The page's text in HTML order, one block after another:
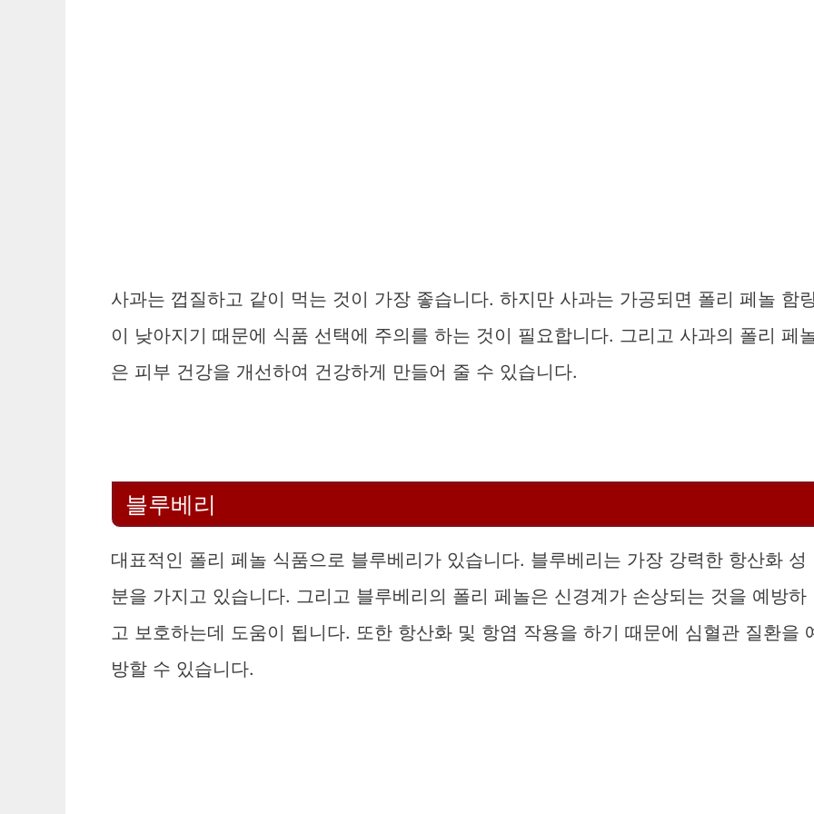
사과는 껍질하고 같이 먹는 것이 가장 좋습니다. 하지만 사과는 가공되면 폴리 페놀 함
이 낮아지기 때문에 식품 선택에 주의를 하는 것이 필요합니다. 그리고 사과의 폴리 페
은 피부 건강을 개선하여 건강하게 만들어 줄 수 있습니다.
블루베리
대표적인 폴리 페놀 식품으로 블루베리가 있습니다. 블루베리는 가장 강력한 항산화 성
분을 가지고 있습니다. 그리고 블루베리의 폴리 페놀은 신경계가 손상되는 것을 예방하
고 보호하는데 도움이 됩니다. 또한 항산화 및 항염 작용을 하기 때문에 심혈관 질환을
방할 수 있습니다.